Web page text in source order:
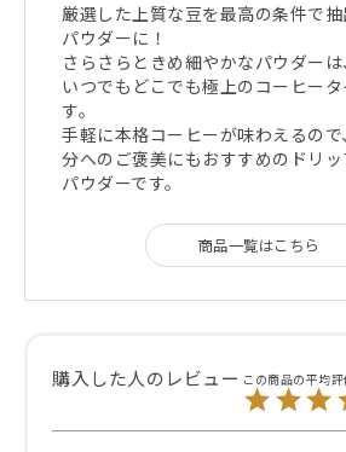
厳選した上質な豆を最高の条件で
パウダーに！
さらさらときめ細やかなパウダー
いつでもどこでも極上のコーヒー
す。
手軽に本格コーヒーが味わえるの
分へのご褒美にもおすすめのドリ
パウダーです。
商品一覧はこちら